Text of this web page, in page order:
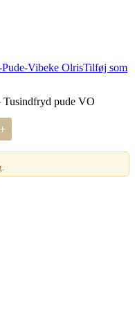
Tilføj som
Tusindfryd pude VO
+